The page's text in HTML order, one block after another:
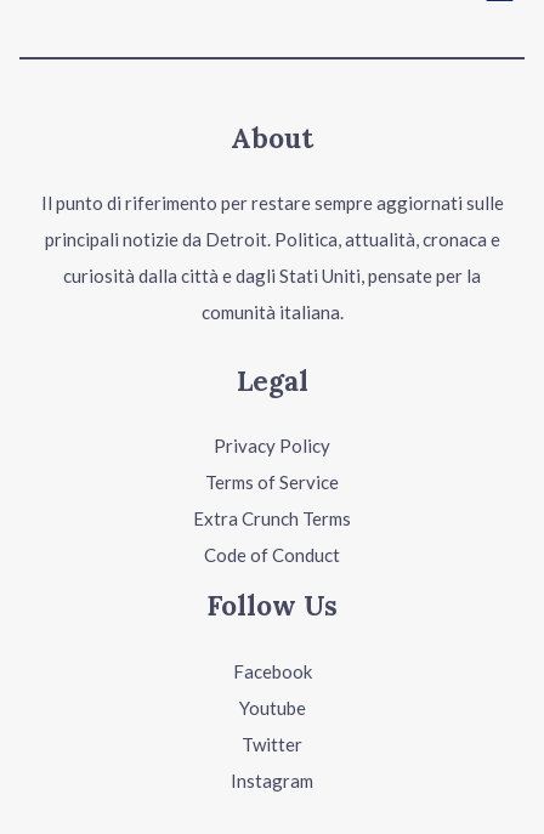
About
Il punto di riferimento per restare sempre aggiornati sulle
principali notizie da Detroit. Politica, attualità, cronaca e
curiosità dalla città e dagli Stati Uniti, pensate per la
comunità italiana.
Legal
Privacy Policy
Terms of Service
Extra Crunch Terms
Code of Conduct
Follow Us
Facebook
Youtube
Twitter
Instagram